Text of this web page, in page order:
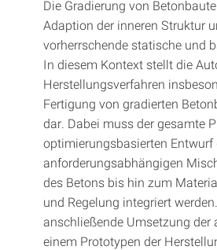
Die Gradierung von
Adaption der inneren Struktur
vorherrschende statische und
In diesem Kontext stellt die
Herstellungsverfahren
Fertigung von gradierten
dar. Dabei muss der gesamte
optimierungsbasierten Entwurf
anforderungsabhängigen
des Betons bis hin zum
und Regelung integriert
anschließende Umsetzung
einem Prototypen der